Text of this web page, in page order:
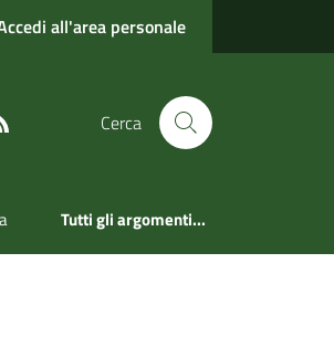
all'area personale
Cerca
Tutti gli argomenti...